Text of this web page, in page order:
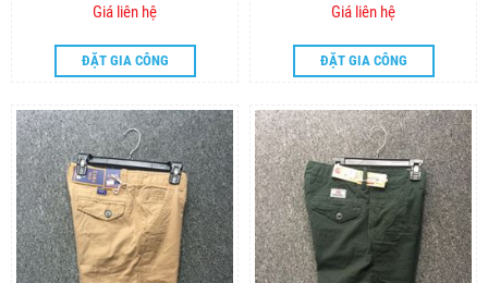
Giá liên hệ
ĐẶT GIA CÔNG
Giá liên hệ
ĐẶT GIA CÔNG